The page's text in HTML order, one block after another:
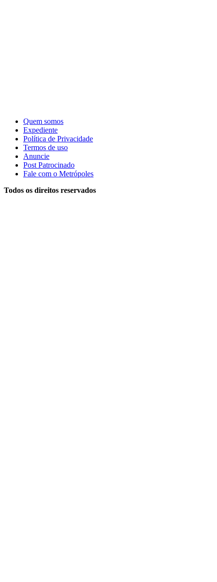
Quem somos
Expediente
Política de Privacidade
Termos de uso
Anuncie
Post Patrocinado
Fale com o Metrópoles
Todos os direitos reservados